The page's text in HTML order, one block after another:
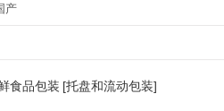
产
食品包装 [托盘和流动包装]